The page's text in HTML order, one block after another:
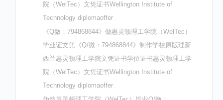
院（WelTec）文凭证书Wellington Institute of
Technology diplomaoffer
《Q微：794868844》做惠灵顿理工学院（WelTec）
毕业证文凭《Q/微：794868844》制作学校原版理新
西兰惠灵顿理工学院文凭证书学位证书惠灵顿理工学
院（WelTec）文凭证书Wellington Institute of
Technology diplomaoffer